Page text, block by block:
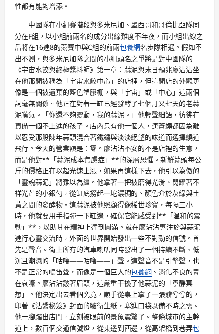
性都有能夠增添。
中國隊在小組賽階段與多米尼加、墨西哥和哥倫比亞隊同
分在F組，以小組前兩名的成分出線難度不年夜，而小組出線之
后將在16進8的競賽中與C組的前兩包養網名步隊相遇。假如不
出不測，與多米尼加隊之間的小組頭名之爭將是對中國隊的
《宇宙水餃與終極醬料師》第一章：蒜泥與末日預兆廖沾沾坐
在他那間被稱為「宇宙水餃中心」的店裡，但這間店的外觀更
像是一個被遺棄的藍色塑膠棚，與「宇宙」或「中心」這兩個
詞毫無關係。他正在對著一缸已經發酵了七個月又七天的老蒜
泥嘆氣。「你還不夠靈動，我的蒜泥。」他輕聲細語，彷彿在
責備一個不上進的孩子。店內只有他一個人，連蒼蠅都因為難
以忍受那股陳年蒜頭混合著鐵鏽與淡淡絕望的味道而選擇繞道
飛行。今天的營業額是：零。廖沾沾不安的不是店裡的生意，
而是他對**「蒜泥成本焦慮症」**的深層恐懼。新鮮蒜頭每公
斤的價格正在以超光速上漲，如果再這樣下去，他引以為傲的
「靈魂蒜泥」將難以為繼。他拿著一把被磨得光滑、閃耀著不
祥光芒的小銀勺，從缸底撈起一坨濃稠的、顏色介於灰綠與土
黃之間的發酵物。這蒜泥被他照顧得像稀世珍寶，每隔三小
時，他就要用手指彈一下缸邊，確保它能感受到**「溫和的震
動」**，以助其在精神上達到圓滿。就在廖沾沾專注於與蒜泥
進行心靈交流時，外面的世界開始發出一些不對勁的信號。首
先是聲音。街上所有的汽車喇叭同時發出了一個持續不斷、低
沉且潮濕的「咕嚕——咕嚕——」聲。這聲音不是引擎聲，也
不是正常的鳴笛聲，而像是一個巨大的包養網 、消化不良的胃
在哀嚎。廖沾沾皺著眉頭，這嚴重干擾了他蒜泥的「寧靜冥
想」。他決定出去看個究竟，順手從桌上拿了一張髒兮兮的，
印著《沾醬秘笈》封面的皺衛生紙，塞進口袋以備不時之需。
他一腳踏出店門，立刻被眼前的景象震驚了。整條城市的主幹
道上，數百個交通信號燈，從東邊到西邊，從高架橋到巷弄包